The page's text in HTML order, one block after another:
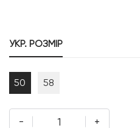
УКР. РОЗМІР
50 58
- +